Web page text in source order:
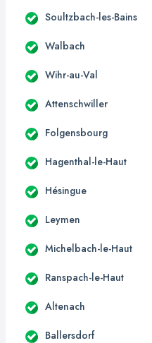
Soultzbach-les-Bains
Walbach
Wihr-au-Val
Attenschwiller
Folgensbourg
Hagenthal-le-Haut
Hésingue
Leymen
Michelbach-le-Haut
Ranspach-le-Haut
Altenach
Ballersdorf